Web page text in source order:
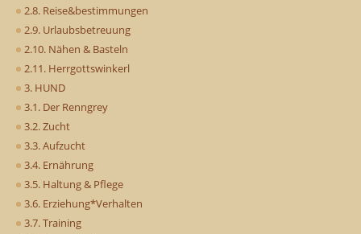
2.8. Reise&bestimmungen
2.9. Urlaubsbetreuung
2.10. Nähen & Basteln
2.11. Herrgottswinkerl
3. HUND
3.1. Der Renngrey
3.2. Zucht
3.3. Aufzucht
3.4. Ernährung
3.5. Haltung & Pflege
3.6. Erziehung*Verhalten
3.7. Training